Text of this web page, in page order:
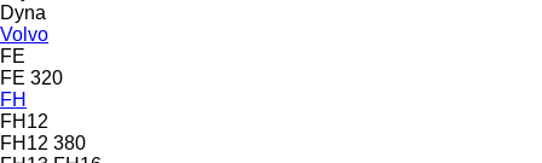
Dyna
Volvo
FE
FE 320
FH
FH12
FH12 380